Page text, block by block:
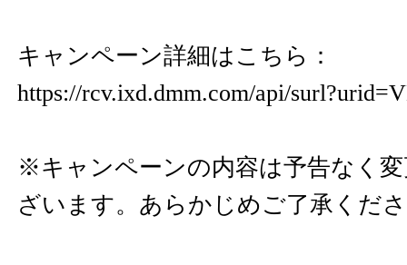
キャンペーン詳細はこちら：
https://rcv.ixd.dmm.com/api/
※キャンペーンの内容は予告なく
ざいます。あらかじめご了承くだ